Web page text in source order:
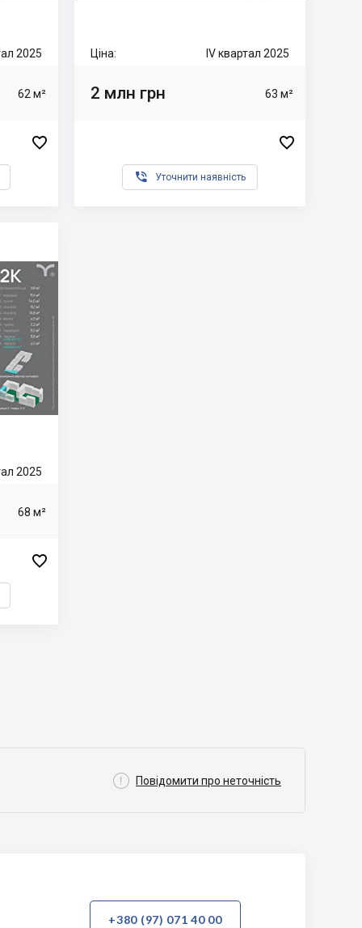
2025
62 м²

Ціна: IV квартал 2025
2 млн грн 63 м²

 Уточнити наявність
2025
68 м²

 Повідомити про неточність
+380 (97) 071 40 00